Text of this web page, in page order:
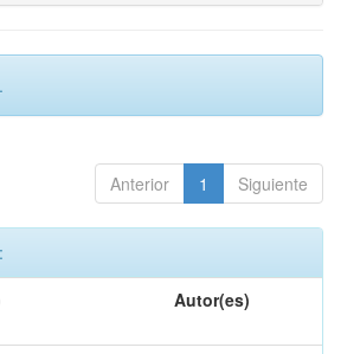
Anterior 1 Siguiente
Autor(es)